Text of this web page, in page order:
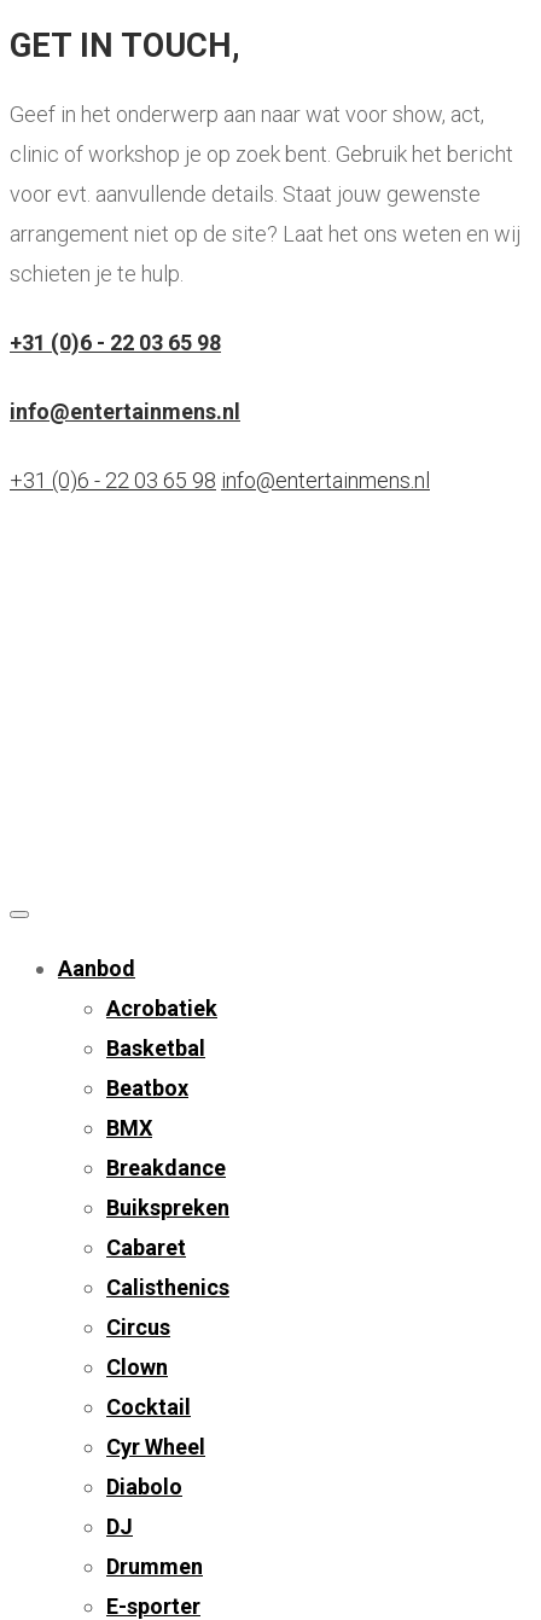
GET IN TOUCH,
Geef in het onderwerp aan naar wat voor show, act,
clinic of workshop je op zoek bent. Gebruik het bericht
voor evt. aanvullende details. Staat jouw gewenste
arrangement niet op de site? Laat het ons weten en wij
schieten je te hulp.
+31 (0)6 - 22 03 65 98
info@entertainmens.nl
+31 (0)6 - 22 03 65 98 info@entertainmens.nl
Aanbod
Acrobatiek
Basketbal
Beatbox
BMX
Breakdance
Buikspreken
Cabaret
Calisthenics
Circus
Clown
Cocktail
Cyr Wheel
Diabolo
DJ
Drummen
E-sporter